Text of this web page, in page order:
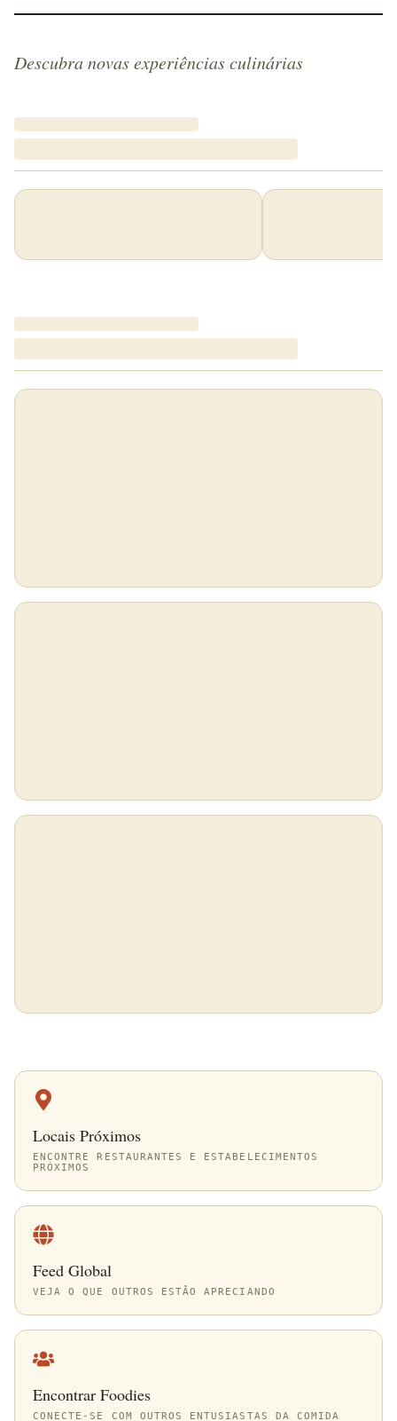
Descubra novas experiências culinárias
Locais Próximos
ENCONTRE RESTAURANTES E ESTABELECIMENTOS
PRÓXIMOS
Feed Global
VEJA O QUE OUTROS ESTÃO APRECIANDO
Encontrar Foodies
CONECTE-SE COM OUTROS ENTUSIASTAS DA COMIDA